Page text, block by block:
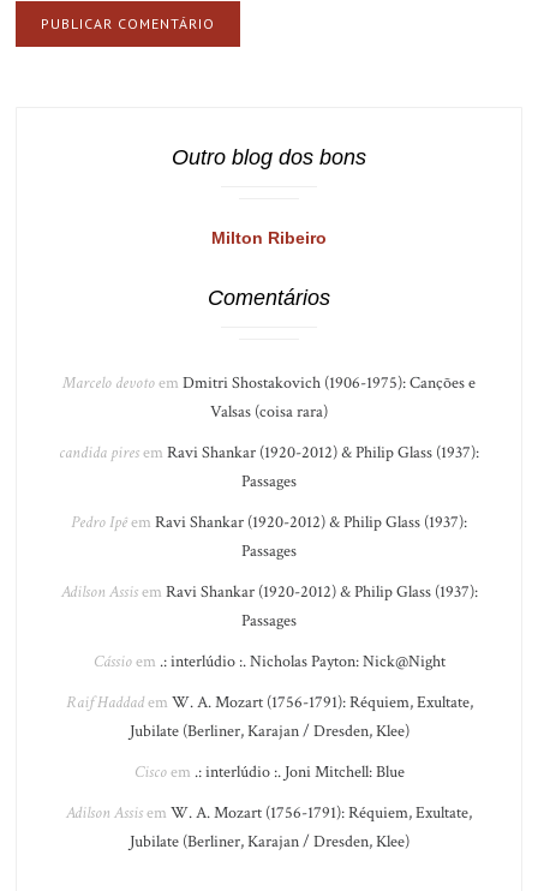
Outro blog dos bons
Milton Ribeiro
Comentários
Marcelo devotoem Dmitri Shostakovich (1906-1975): Canções e
Valsas (coisa rara)
candida piresem Ravi Shankar (1920-2012) & Philip Glass (1937):
Passages
Pedro Ipêem Ravi Shankar (1920-2012) & Philip Glass (1937):
Passages
Adilson Assisem Ravi Shankar (1920-2012) & Philip Glass (1937):
Passages
Cássioem .: interlúdio :. Nicholas Payton: Nick@Night
Raif Haddadem W. A. Mozart (1756-1791): Réquiem, Exultate,
Jubilate (Berliner, Karajan / Dresden, Klee)
Ciscoem .: interlúdio :. Joni Mitchell: Blue
Adilson Assisem W. A. Mozart (1756-1791): Réquiem, Exultate,
Jubilate (Berliner, Karajan / Dresden, Klee)